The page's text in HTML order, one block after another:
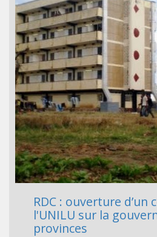
RDC : ouverture d’un
l'UNILU sur la
provinces